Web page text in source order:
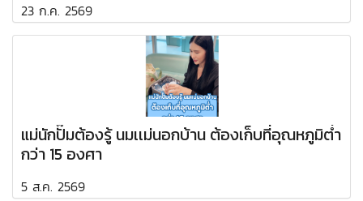
23 ก.ค. 2569
แม่นักปั๊มต้องรู้ นมเเม่นอกบ้าน ต้องเก็บที่อุณหภูมิต่ำ
กว่า 15 องศา
5 ส.ค. 2569